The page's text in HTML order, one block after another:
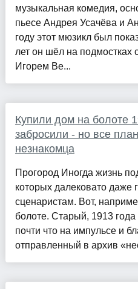
музыкальная комедия,
пьесе Андрея Усачёва и
году этот мюзикл был
лет он шёл на
Игорем Ве...
Купили дом на болоте
забросили - но все
незнакомца
Прогород Иногда жизнь
которых далековато даже
сценаристам. Вот,
болоте. Старый, 1913
почти что на импульсе и
отправленный в архив